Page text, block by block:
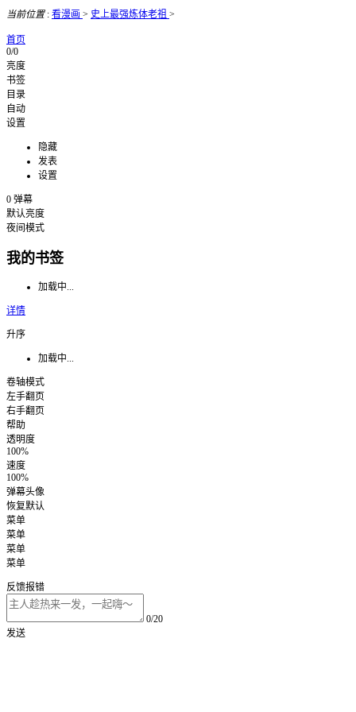
当前位置: 看漫画 > 史上最强炼体老祖 >
首页
0/0
亮度
书签
目录
自动
设置
隐藏
发表
设置
0 弹幕
默认亮度
夜间模式
我的书签
加载中...
详情
升序
加载中...
卷轴模式
左手翻页
右手翻页
帮助
透明度
100%
速度
100%
弹幕头像
恢复默认
菜单
菜单
菜单
菜单
反馈报错
0/20
发送